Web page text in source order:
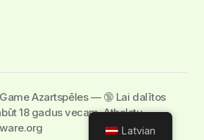
Azartspēles — 🔞 Lai dalītos
18 gadus vecam. Atbalstu
Latvian